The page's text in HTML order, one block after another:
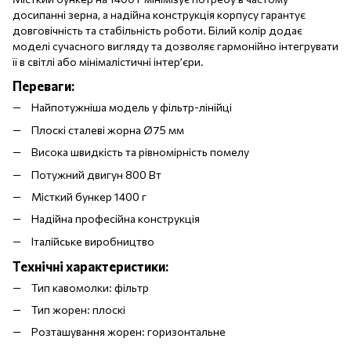
досипанні зерна, а надійна конструкція корпусу гарантує
довговічність та стабільність роботи. Білий колір додає
моделі сучасного вигляду та дозволяє гармонійно інтегрувати
її в світлі або мінімалістичні інтер’єри.
Переваги:
Найпотужніша модель у фільтр-лінійці
Плоскі сталеві жорна Ø75 мм
Висока швидкість та рівномірність помелу
Потужний двигун 800 Вт
Місткий бункер 1400 г
Надійна професійна конструкція
Італійське виробництво
Технічні характеристики:
Тип кавомолки: фільтр
Тип жорен: плоскі
Розташування жорен: горизонтальне